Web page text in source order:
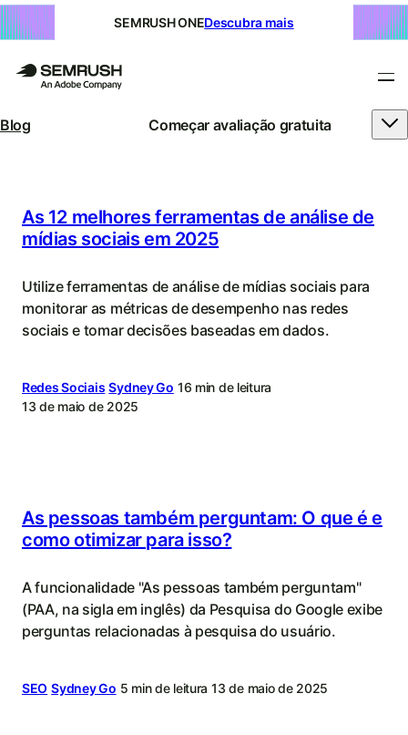
SEMRUSH ONEDescubra mais
Blog Começar avaliação gratuita
SEO,
SEM,
pesquisa
IA
conteúdo
As 12 melhores ferramentas de análise de
mídias sociais em 2025
Utilize ferramentas de análise de mídias sociais para
monitorar as métricas de desempenho nas redes
sociais e tomar decisões baseadas em dados.
Redes Sociais Sydney Go 16 min de leitura
13 de maio de 2025
As pessoas também perguntam: O que é e
como otimizar para isso?
A funcionalidade "As pessoas também perguntam"
(PAA, na sigla em inglês) da Pesquisa do Google exibe
perguntas relacionadas à pesquisa do usuário.
SEO Sydney Go 5 min de leitura 13 de maio de 2025